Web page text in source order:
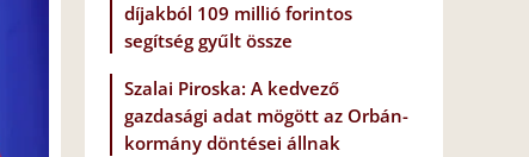
díjakból 109 millió forintos
segítség gyűlt össze
Szalai Piroska: A kedvező
gazdasági adat mögött az Orbán-
kormány döntései állnak